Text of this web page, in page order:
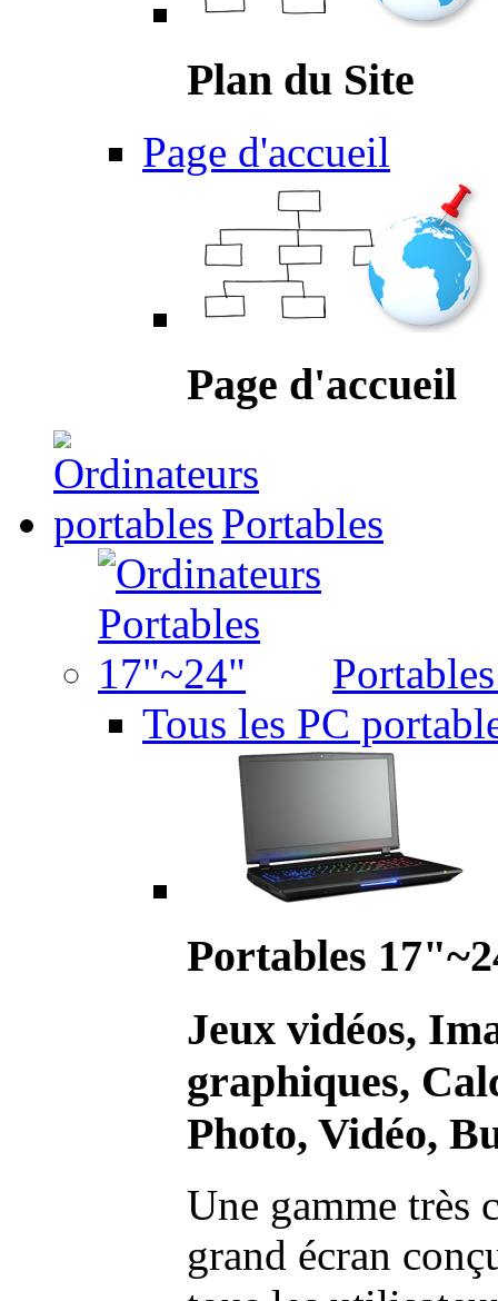
Plan du Site
Page d'accueil
Page d'accueil
Portables
Tous les PC
Portables
Jeux vidéos,
graphiques,
Photo, Vidéo,
Une gamme très
grand écran